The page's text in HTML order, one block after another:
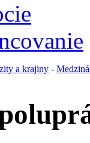
a krajiny -